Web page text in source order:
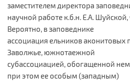
заместителем директора
научной работе к.б.н. Е.А.
Вероятно, в заповеднике
ассоциация ельников аконитовых
Заволжье, южнотаежной
субассоциацией, обогащенной
при этом ее особым (западным)